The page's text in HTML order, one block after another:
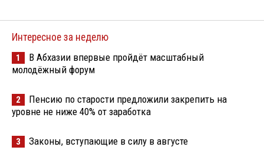
Интересное за неделю
1
В Абхазии впервые пройдёт масштабный
молодёжный форум
2
Пенсию по старости предложили закрепить на
уровне не ниже 40% от заработка
3 Законы, вступающие в силу в августе